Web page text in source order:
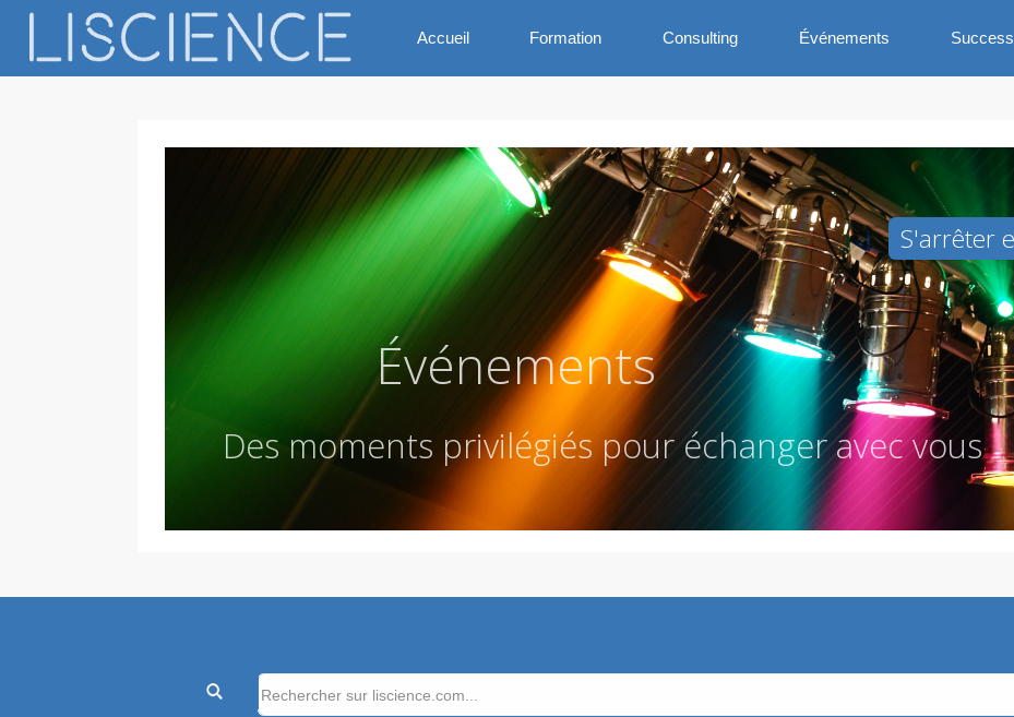
Accueil Formation Consulting Événements
Événements
Des moments privilégiéspour échangeravecvous
S'arrêter